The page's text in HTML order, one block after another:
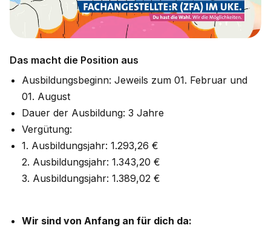
Das macht die Position aus
Ausbildungsbeginn: Jeweils zum 01. Februar und
01. August
Dauer der Ausbildung: 3 Jahre
Vergütung:
1. Ausbildungsjahr: 1.293,26 €
2. Ausbildungsjahr: 1.343,20 €
3. Ausbildungsjahr: 1.389,02 €
Wir sind von Anfang an für dich da: